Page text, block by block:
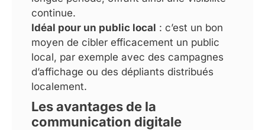
continue.
Idéal pour un public local : c’est un bon
moyen de cibler efficacement un public
local, par exemple avec des campagnes
d’affichage ou des dépliants distribués
localement.
Les avantages de la
communication digitale